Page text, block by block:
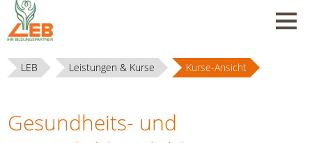
LEB Leistungen & Kurse Kurse-Ansicht
Gesundheits- und